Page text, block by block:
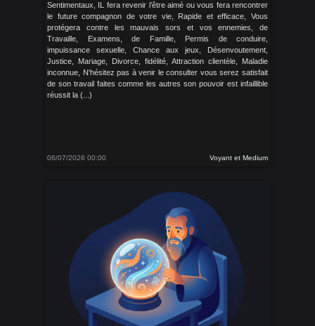
Sentimentaux, IL fera revenir l’être aimé ou vous fera rencontrer
le future compagnon de votre vie, Rapide et efficace, Vous
protégera contre les mauvais sors et vos ennemies, de
Travaille, Examens, de Famille, Permis de conduire,
impuissance sexuelle, Chance aux jeux, Désenvoutement,
Justice, Mariage, Divorce, fidélité, Attraction clientèle, Maladie
inconnue, N'hésitez pas à venir le consulter vous serez satisfait
de son travail faites comme les autres son pouvoir est infaillible
réussit la (...)
06/07/2026 00:00 Voyant et Medium